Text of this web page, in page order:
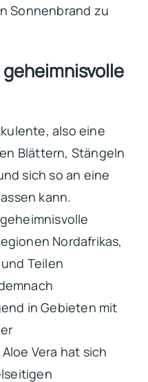
Sonnenbrand zu
also eine
Blättern, Stängeln
sich so an eine
kann.
Nordafrikas,
Teilen
in Gebieten mit
Vera hat sich